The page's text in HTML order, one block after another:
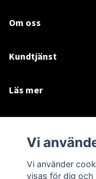
Om oss
Kundtjänst
Läs mer
Vi
Vi använder
visas för dig och